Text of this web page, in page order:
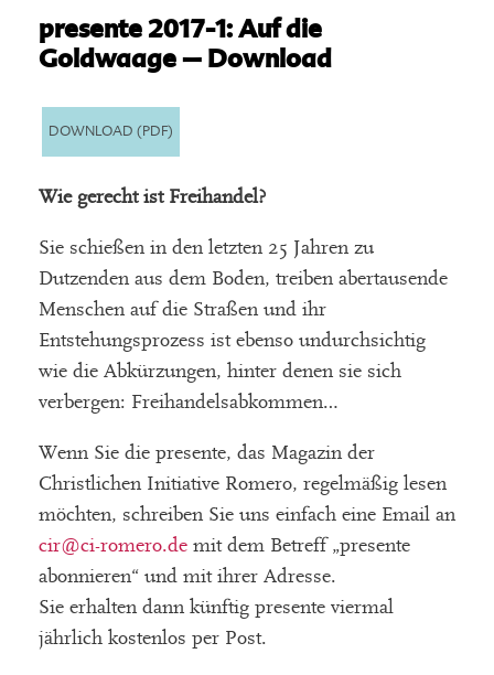
presente 2017-1: Auf die
Goldwaage – Download
DOWNLOAD (PDF)
Wie gerecht ist Freihandel?
Sie schießen in den letzten 25 Jahren zu
Dutzenden aus dem Boden, treiben abertausende
Menschen auf die Straßen und ihr
Entstehungsprozess ist ebenso undurchsichtig
wie die Abkürzungen, hinter denen sie sich
verbergen: Freihandelsabkommen…
Wenn Sie die presente, das Magazin der
Christlichen Initiative Romero, regelmäßig lesen
möchten, schreiben Sie uns einfach eine Email an
cir@ci-romero.de mit dem Betreff „presente
abonnieren“ und mit ihrer Adresse.
Sie erhalten dann künftig presente viermal
jährlich kostenlos per Post.